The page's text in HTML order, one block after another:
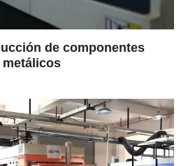
de componentes
metálicos